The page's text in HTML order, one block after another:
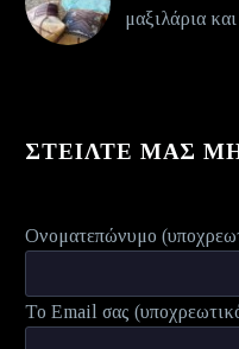
μαξιλάρια
ΣΤΕΊΛΤΕ ΜΑΣ
Ονοματεπώνυμο
Το Email σας